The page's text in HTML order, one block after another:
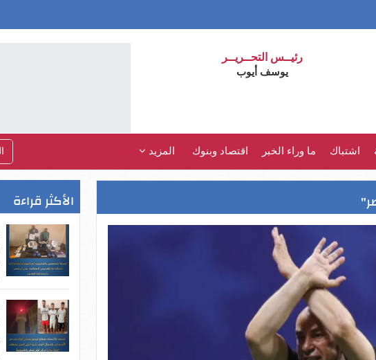
رئيــس التحــريــر
يوسف أيوب
اشتباك ما وراء الخبر اقتصاد وبنوك المزيد
الأكثر قراءة